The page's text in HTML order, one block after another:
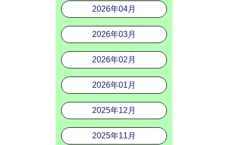
2026年04月
2026年03月
2026年02月
2026年01月
2025年12月
2025年11月